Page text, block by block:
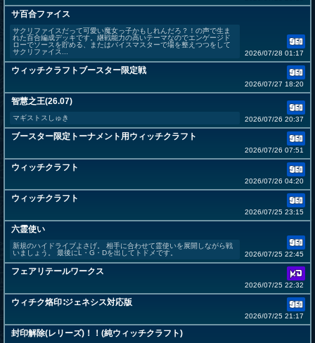
サ百合ファイス
サクリファイスだって可愛い魔女っ子かもしれんだろ？！の声で生ま
れた百合編成デッキです。継戦能力の高いテーマなのでエンゲージド
ローでソースを貯める、またはバイスマスターで場を整えつつをして
サクリファイス...
2026/07/28 01:17
ウィッチクラフトブースター限定戦
2026/07/27 18:20
智慧之王(26.07)
マギストスしゅき 2026/07/26 20:37
ブースター限定トーナメント用ウィッチクラフト
2026/07/26 07:51
ウィッチクラフト
2026/07/26 04:20
ウィッチクラフト
2026/07/25 23:15
六霊使い
新規のハイドライブよさげ。 相手に合わせて霊使いを展開しながら戦
いましょう。 最後にL・G・Dを出してトドメです。
2026/07/25 22:45
フェアリテールワークス
2026/07/25 22:32
ウィチク烙印∶ジェネシス対応版
2026/07/25 21:17
封印解除(レリーズ)！！(純ウィッチクラフト)